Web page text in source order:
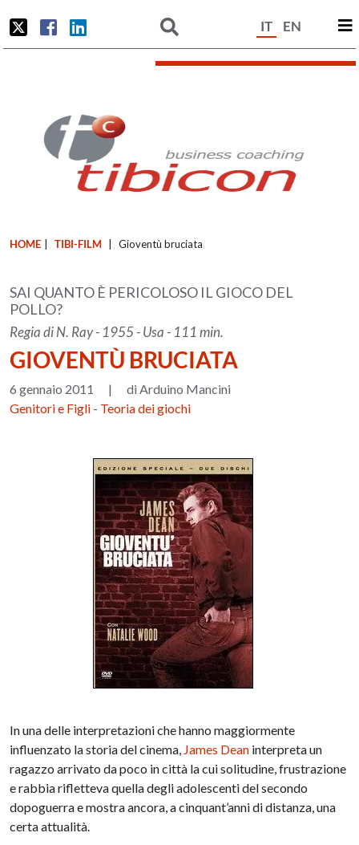
IT EN
HOME TIBI-FILM Gioventù bruciata
SAI QUANTO È PERICOLOSO IL GIOCO DEL
POLLO?
Regia di N. Ray - 1955 - Usa - 111 min.
GIOVENTÙ BRUCIATA
6 gennaio 2011 |
di Arduino Mancini
Genitori e Figli - Teoria dei giochi
In una delle interpretazioni che hanno maggiormente
influenzato la storia del cinema, James Dean interpreta un
ragazzo arrivato da poco in città la cui solitudine, frustrazione
e rabbia rifletteva quella degli adolescenti del secondo
dopoguerra e mostra ancora, a cinquant’anni di distanza, una
certa attualità.